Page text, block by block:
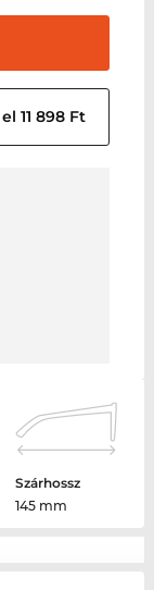
el 11 898 Ft
Szárhossz
145 mm